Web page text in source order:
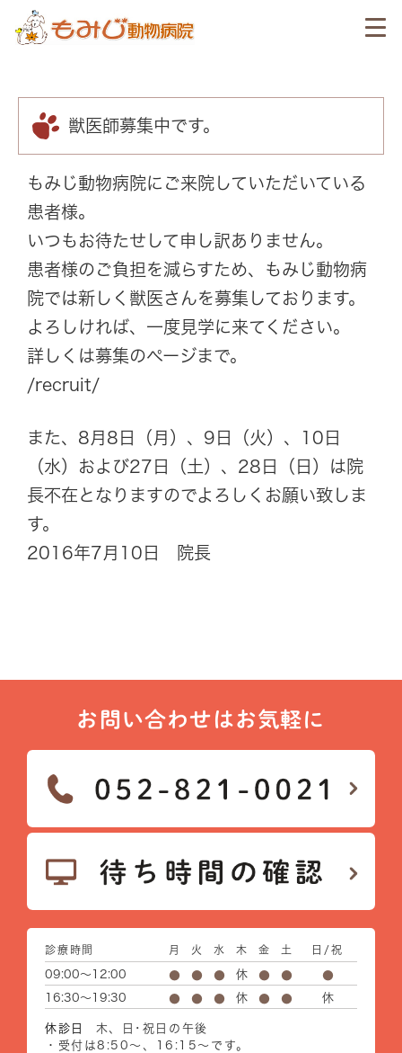
獣医師募集中です。
もみじ動物病院にご来院していただいている
患者様。
いつもお待たせして申し訳ありません。
患者様のご負担を減らすため、もみじ動物病
院では新しく獣医さんを募集しております。
よろしければ、一度見学に来てください。
詳しくは募集のページまで。
/recruit/
また、8月8日（月）、9日（火）、10日
（水）および27日（土）、28日（日）は院
長不在となりますのでよろしくお願い致しま
す。
2016年7月10日 院長
お問い合わせはお気軽に
診療時間 月 火 水 木 金 土 日/祝
09:00～12:00 ● ● ● 休 ● ●
●
16:30～19:30
● ● ● 休 ● ● 休
休診日
木、日･祝日の午後
・受付は8:50～、16:15～です。